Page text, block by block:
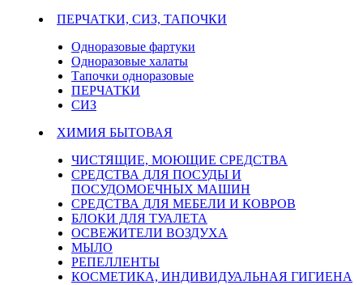
ПЕРЧАТКИ, СИЗ, ТАПОЧКИ
Одноразовые фартуки
Одноразовые халаты
Тапочки одноразовые
ПЕРЧАТКИ
СИЗ
ХИМИЯ БЫТОВАЯ
ЧИСТЯЩИЕ, МОЮЩИЕ СРЕДСТВА
СРЕДСТВА ДЛЯ ПОСУДЫ И
ПОСУДОМОЕЧНЫХ МАШИН
СРЕДСТВА ДЛЯ МЕБЕЛИ И КОВРОВ
БЛОКИ ДЛЯ ТУАЛЕТА
ОСВЕЖИТЕЛИ ВОЗДУХА
МЫЛО
РЕПЕЛЛЕНТЫ
КОСМЕТИКА, ИНДИВИДУАЛЬНАЯ ГИГИЕНА